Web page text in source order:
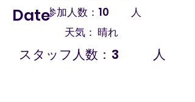
参加人数： 10
人
天気： 晴れ
スタッフ人数： 3 人
Date